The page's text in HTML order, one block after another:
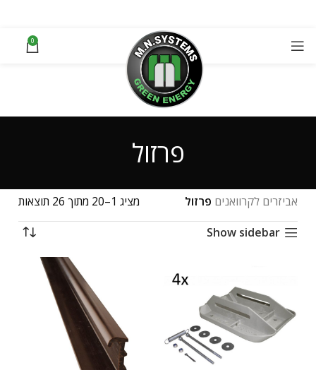
0
פרזול
אביזרים לקרוואנים פרזול
מציג 1–20 מתוך 26 תוצאות
Show sidebar